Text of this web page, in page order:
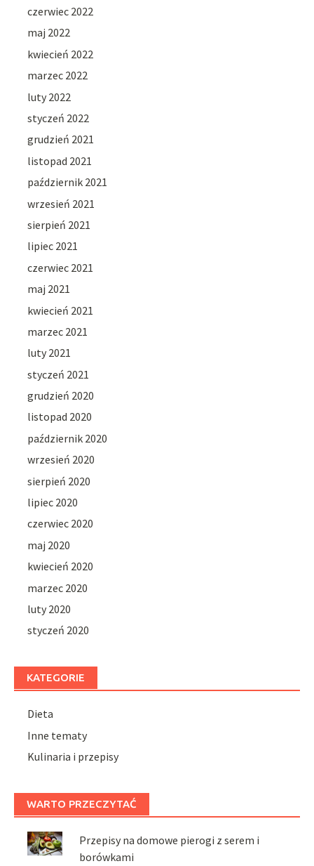
czerwiec 2022
maj 2022
kwiecień 2022
marzec 2022
luty 2022
styczeń 2022
grudzień 2021
listopad 2021
październik 2021
wrzesień 2021
sierpień 2021
lipiec 2021
czerwiec 2021
maj 2021
kwiecień 2021
marzec 2021
luty 2021
styczeń 2021
grudzień 2020
listopad 2020
październik 2020
wrzesień 2020
sierpień 2020
lipiec 2020
czerwiec 2020
maj 2020
kwiecień 2020
marzec 2020
luty 2020
styczeń 2020
KATEGORIE
Dieta
Inne tematy
Kulinaria i przepisy
WARTO PRZECZYTAĆ
Przepisy na domowe pierogi z serem i
borówkami